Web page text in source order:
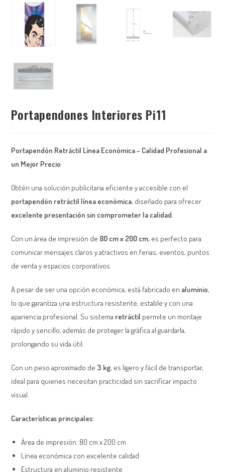
Portapendones Interiores Pi11
Portapendón Retráctil Línea Económica – Calidad Profesional a
un Mejor Precio
Obtén una solución publicitaria eficiente y accesible con el
portapendón retráctil línea económica, diseñado para ofrecer
excelente presentación sin comprometer la calidad.
Con un área de impresión de 80 cm x 200 cm, es perfecto para
comunicar mensajes claros y atractivos en ferias, eventos, puntos
de venta y espacios corporativos.
A pesar de ser una opción económica, está fabricado en aluminio,
lo que garantiza una estructura resistente, estable y con una
apariencia profesional. Su sistema retráctil permite un montaje
rápido y sencillo, además de proteger la gráfica al guardarla,
prolongando su vida útil.
Con un peso aproximado de 3 kg, es ligero y fácil de transportar,
ideal para quienes necesitan practicidad sin sacrificar impacto
visual.
Características principales:
Área de impresión: 80 cm x 200 cm
Línea económica con excelente calidad
Estructura en aluminio resistente